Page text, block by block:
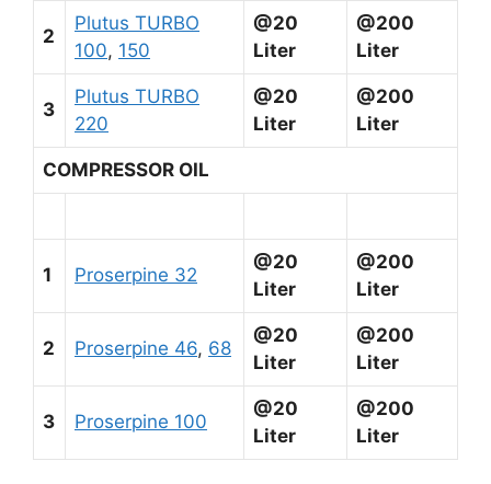
2
Plutus TURBO
100, 150
@20
Liter
@200
Liter
3
Plutus TURBO
220
@20
Liter
@200
Liter
COMPRESSOR OIL
1 Proserpine 32
@20
Liter
@200
Liter
2 Proserpine 46, 68
@20
Liter
@200
Liter
3 Proserpine 100
@20
Liter
@200
Liter